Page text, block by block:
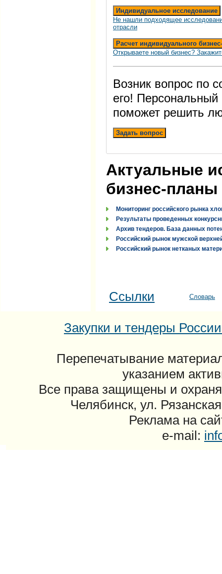
Индивидуальное исследование
Не нашли подходящее
отрасли
Расчет индивидуального
Открываете новый бизнес?
Возник вопрос по
его!
поможет решить
Задать вопрос
Актуальные
бизнес-планы
Мониторинг российского рынка
Результаты проведенных
Архив тендеров. База данных
Российский рынок мужской
Российский рынок нетканых
Ссылки Словарь
Закупки и тендеры
Перепечатывание
указанием
Все права защищены и
Челябинск, ул.
Реклама на
e-mail: